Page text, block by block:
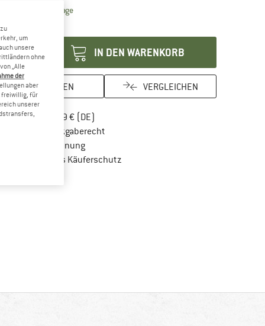
2-4 WerktageDer Link öffnet sich in einer Infobox und beinhaltet
IN DEN WARENKORB
MERKEN VERGLEICHEN
Portofrei ab 69 € (DE)
100 Tage RückgaberechtGehe hier zu den Rückgabe-Richtlinien
Kauf auf RechnungFinde die Zahlungs-Infos hier! Öffnet sich in
Trusted Shops KäuferschutzFinde alle Infos hier!
um
unsere
ohne
„Alle
der
aber
freiwillig, für
unserer